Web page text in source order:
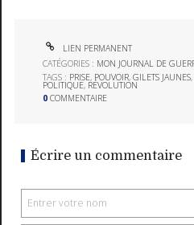
LIEN PERMANENT
CATÉGORIES : MON JOURNAL DE
TAGS : PRISE, POUVOIR,GILETS JAUNES,
POLITIQUE, RÉVOLUTION
0 COMMENTAIRE
Écrire un commentaire